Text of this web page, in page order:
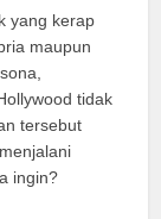
yang kerap
maupun
tidak
tersebut
ingin?